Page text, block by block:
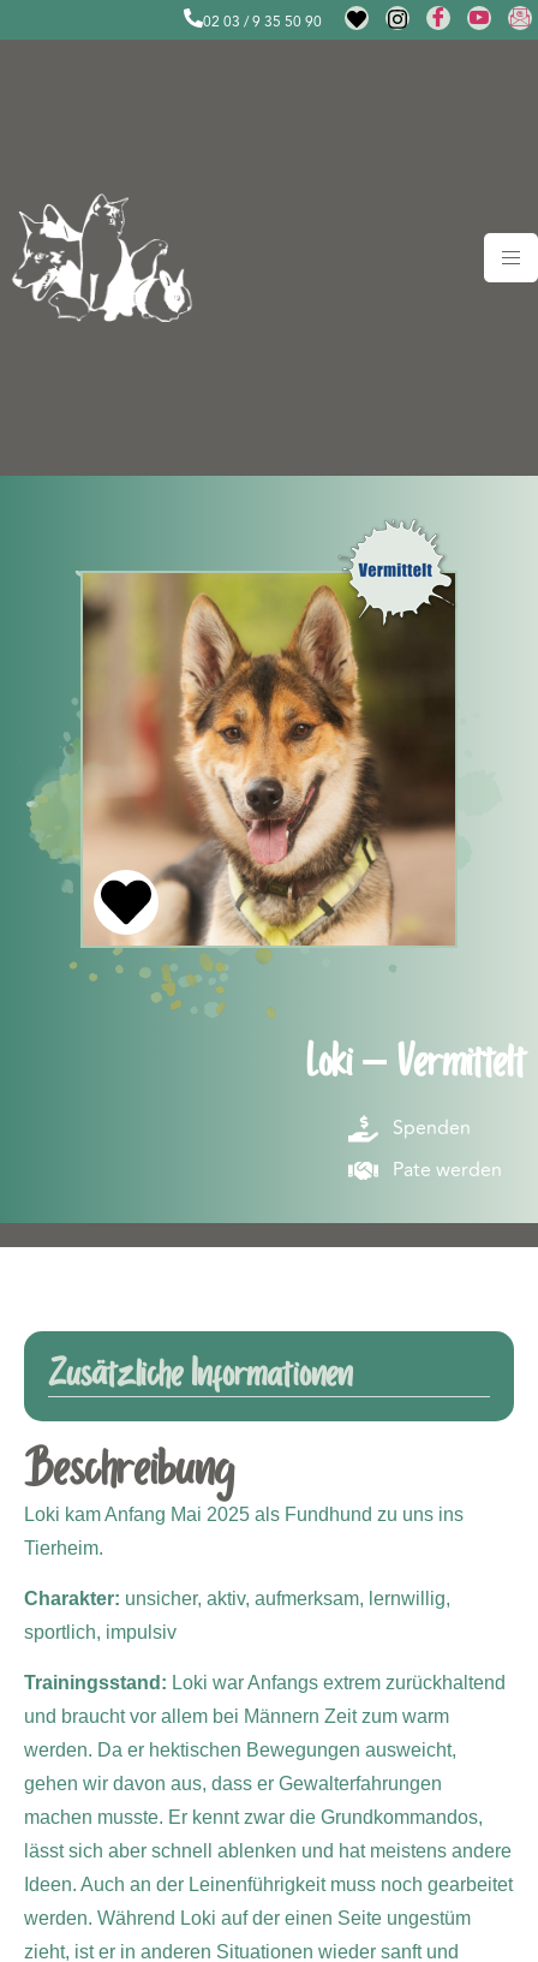
02 03 / 9 35 50 90
Loki – Vermittelt
Spenden
Pate werden
Zusätzliche Informationen
Beschreibung
Loki kam Anfang Mai 2025 als Fundhund zu uns ins
Tierheim.
Charakter: unsicher, aktiv, aufmerksam, lernwillig,
sportlich, impulsiv
Trainingsstand: Loki war Anfangs extrem zurückhaltend
und braucht vor allem bei Männern Zeit zum warm
werden. Da er hektischen Bewegungen ausweicht,
gehen wir davon aus, dass er Gewalterfahrungen
machen musste. Er kennt zwar die Grundkommandos,
lässt sich aber schnell ablenken und hat meistens andere
Ideen. Auch an der Leinenführigkeit muss noch gearbeitet
werden. Während Loki auf der einen Seite ungestüm
zieht, ist er in anderen Situationen wieder sanft und